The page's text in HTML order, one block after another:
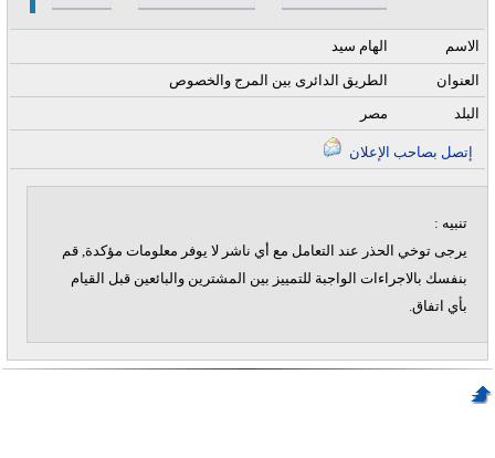
الهام سيد الاسم
الطريق الدائرى بين المرج والخصوص
العنوان
مصر
البلد
تنبيه :
يرجى توخي الحذر عند التعامل مع أي ناشر لا يوفر معلومات مؤكدة, قم
بنفسك بالاجراءات الواجبة للتمييز بين المشترين والبائعين قبل القيام
بأي اتفاق.